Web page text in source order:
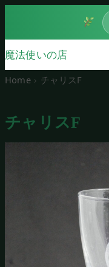
魔法使いの店
Home チャリスF
チャリスF